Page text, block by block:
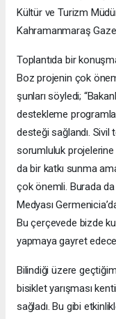
Kültür ve Turizm
Kahramanmaraş
Toplantıda bir
Boz projenin çok
şunları söyledi;
destekleme
desteği sağlandı. Sivil
sorumluluk
da bir katkı sunma
çok önemli. Burada
Medyası
Bu çerçevede bizde
yapmaya gayret
Bilindiği üzere
bisiklet yarışması
sağladı. Bu gibi